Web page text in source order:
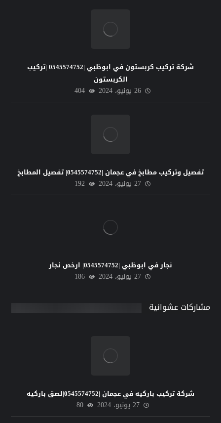
شركة تركيب كربستون في ابوظبي |0545574752 |تركيب
الكربستون
26 يونيو، 2024 404
تفصيل وتركيب مطابخ في عجمان |0545574752| تفصيل المطابخ
27 يونيو، 2024 192
نجار في ابوظبي |0545574752| ارخص نجار
27 يونيو، 2024 186
مشاركات عشوائية
شركة تركيب باركيه في عجمان |0545574752|لصق باركيه
27 يونيو، 2024 80